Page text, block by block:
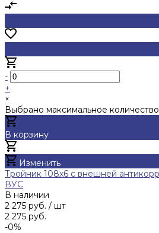
-
+
×
Выбрано максимальное
В корзину
Изменить
Тройник 108х6 с внешней
ВУС
В наличии
2 275 руб. / шт
2 275 руб.
-0%